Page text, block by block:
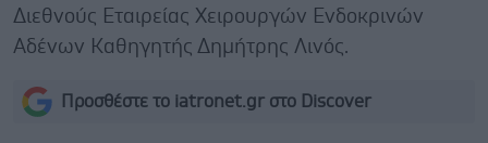
Διεθνούς Εταιρείας Χειρουργών Ενδοκρινών
Αδένων Καθηγητής Δημήτρης Λινός.
Προσθέστε το iatronet.gr στο Discover